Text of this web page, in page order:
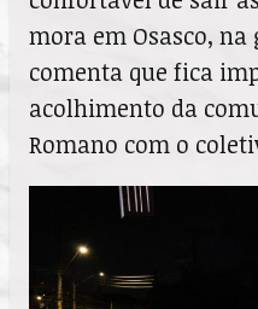
mora em Osasco, na
comenta que fica
acolhimento da
Romano com o